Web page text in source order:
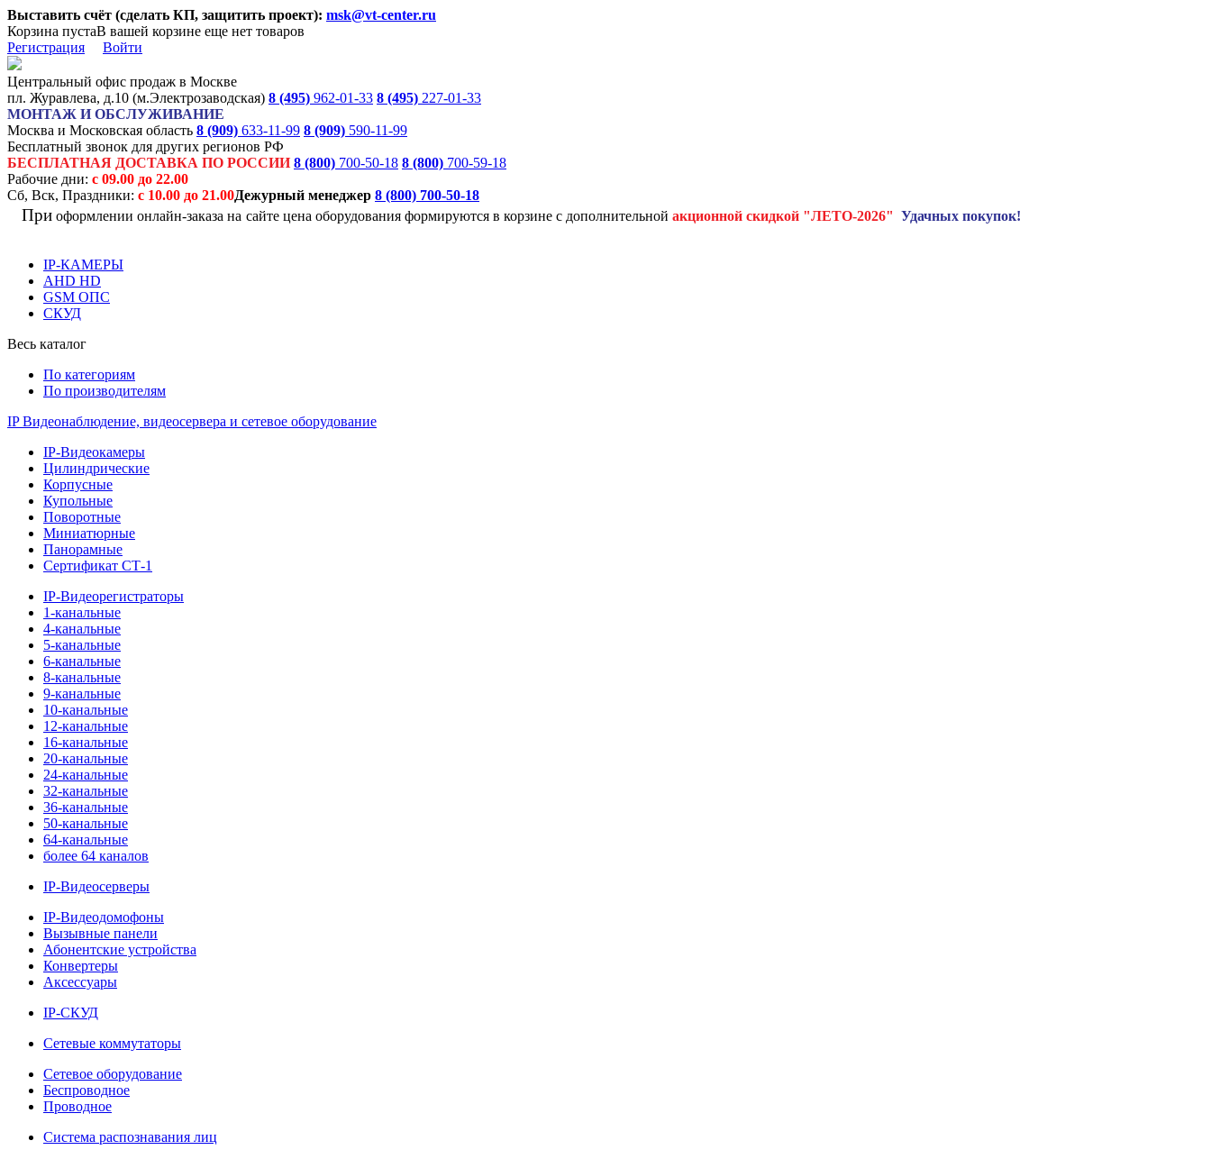
Выставить счёт (сделать КП, защитить проект): msk@vt-center.ru
Корзина пустаВ вашей корзине еще нет товаров
Регистрация
Войти
Центральный офис продаж в Москве
пл. Журавлева, д.10 (м.Электрозаводская) 8 (495) 962-01-33 8 (495) 227-01-33
МОНТАЖ И ОБСЛУЖИВАНИЕ
Москва и Московская область 8 (909) 633-11-99 8 (909) 590-11-99
Бесплатный звонок для других регионов РФ
БЕСПЛАТНАЯ ДОСТАВКА ПО РОССИИ 8 (800) 700-50-18 8 (800) 700-59-18
Рабочие дни: с 09.00 до 22.00
Сб, Вск, Праздники: с 10.00 до 21.00Дежурный менеджер 8 (800) 700-50-18
При оформлении онлайн-заказа на сайте цена оборудования формируются в корзине с дополнительной акционной скидкой "ЛЕТО-2026" Удачных покупок!
IP-КАМЕРЫ
AHD HD
GSM ОПС
СКУД
Весь каталог
По категориям
По производителям
IP Видеонаблюдение, видеосервера и сетевое оборудование
IP-Видеокамеры
Цилиндрические
Корпусные
Купольные
Поворотные
Миниатюрные
Панорамные
Сертификат СТ-1
IP-Видеорегистраторы
1-канальные
4-канальные
5-канальные
6-канальные
8-канальные
9-канальные
10-канальные
12-канальные
16-канальные
20-канальные
24-канальные
32-канальные
36-канальные
50-канальные
64-канальные
более 64 каналов
IP-Видеосерверы
IP-Видеодомофоны
Вызывные панели
Абонентские устройства
Конвертеры
Аксессуары
IP-СКУД
Сетевые коммутаторы
Сетевое оборудование
Беспроводное
Проводное
Система распознавания лиц